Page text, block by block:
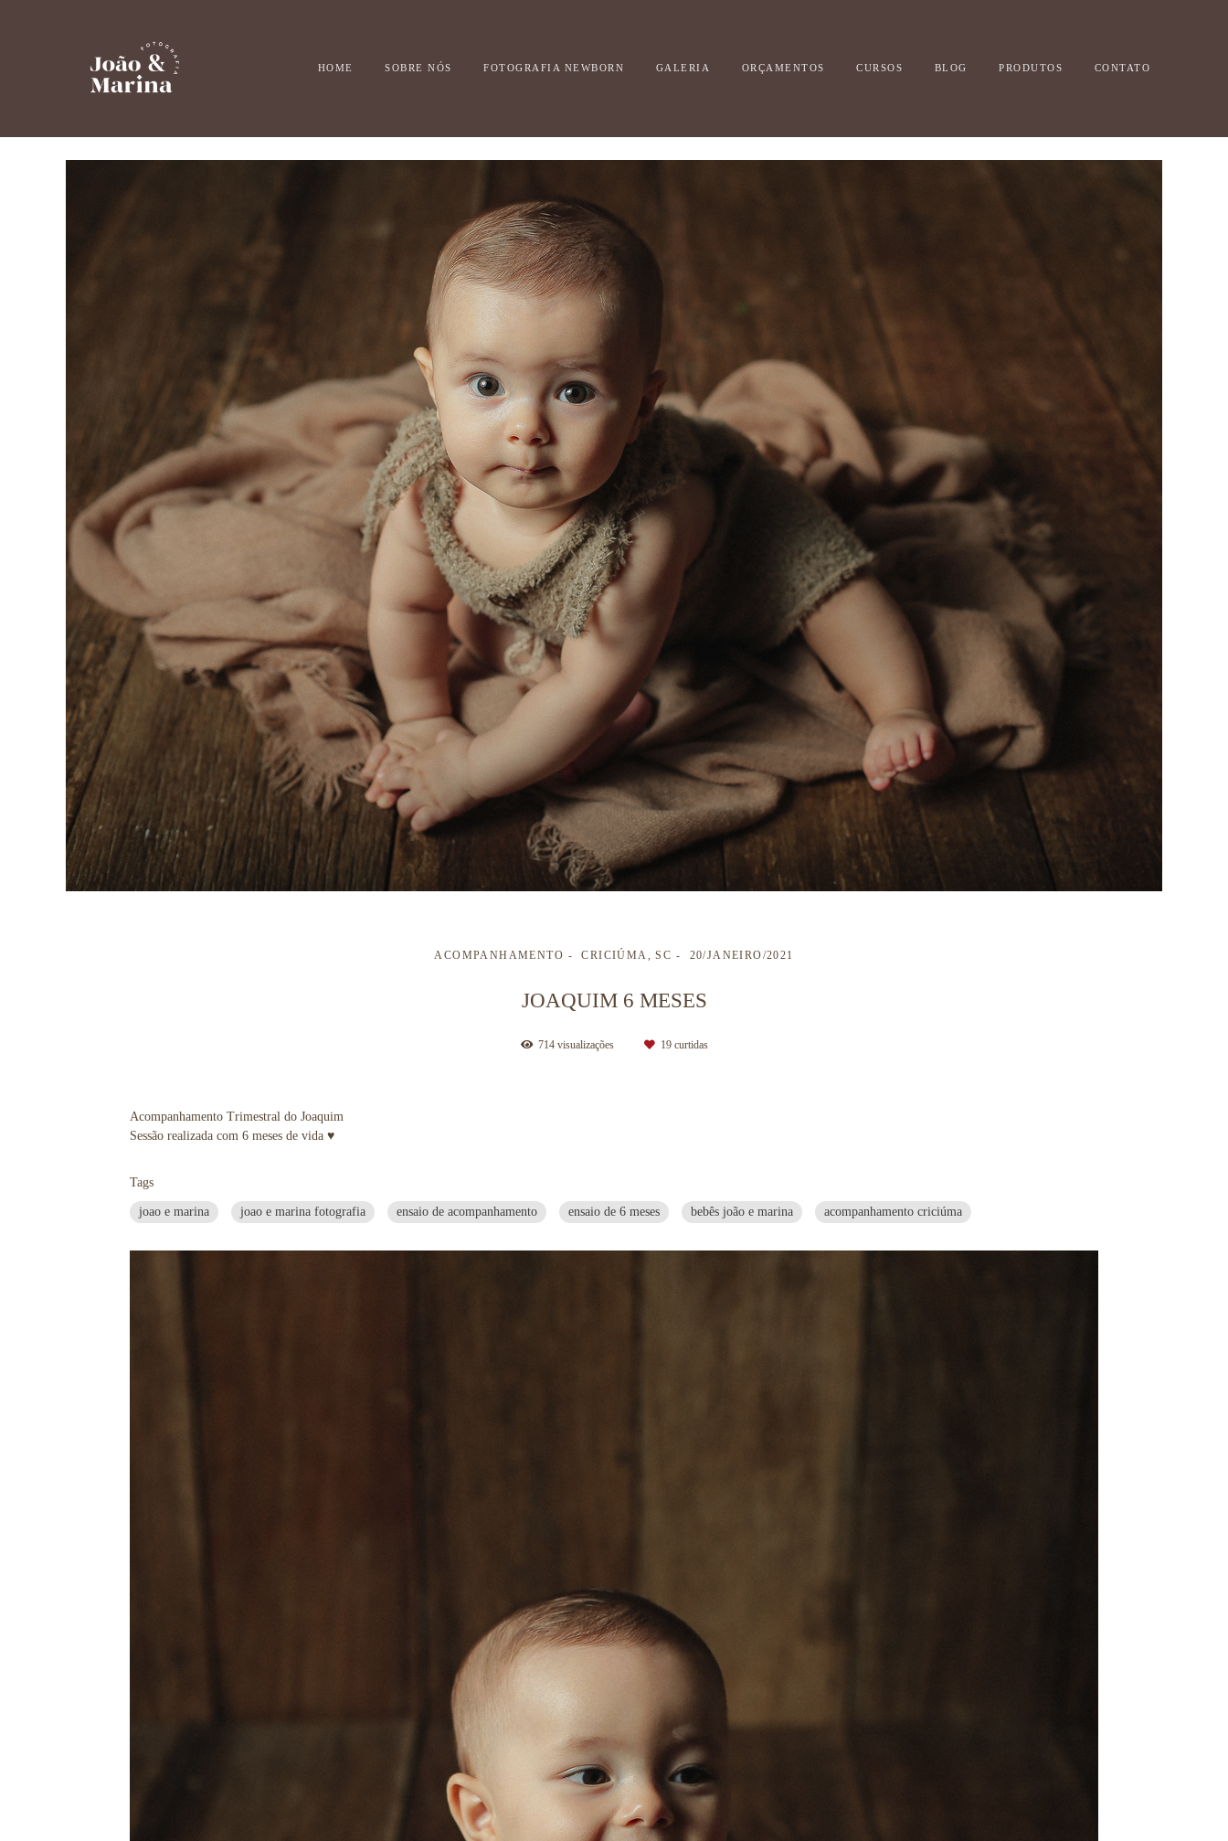
HOME SOBRE NÓS FOTOGRAFIA NEWBORN GALERIA ORÇAMENTOS CURSOS BLOG PRODUTOS CONTATO
ACOMPANHAMENTO CRICIÚMA, SC 20/JANEIRO/2021
JOAQUIM 6 MESES
714visualizações 19curtidas
Acompanhamento Trimestral do Joaquim
Sessão realizada com 6 meses de vida ♥
Tags
joao e marina joao e marina fotografia ensaio de acompanhamento ensaio de 6 meses bebês joão e marina acompanhamento criciúma